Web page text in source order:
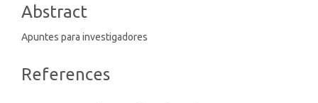
Abstract
Apuntes para investigadores
Article
References